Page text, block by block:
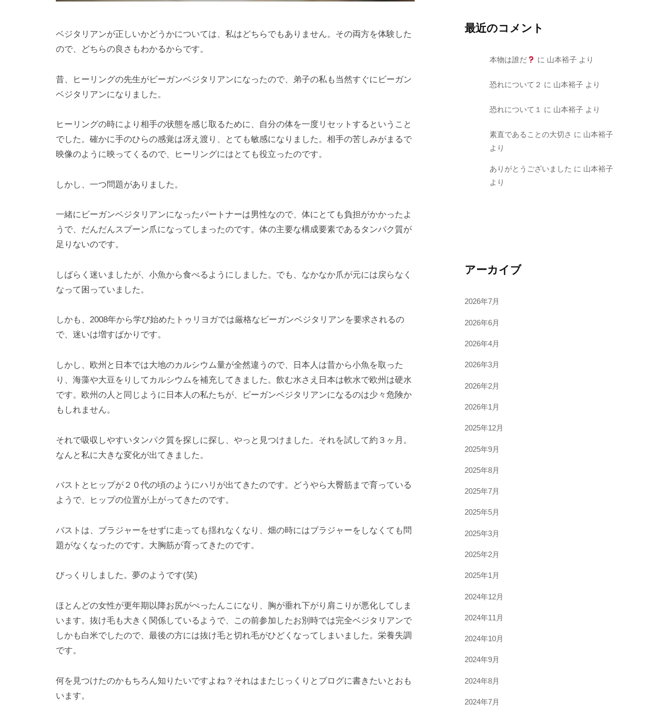
ベジタリアンが正しいかどうかについては、私はどちらでもありません。その両方を体験した
ので、どちらの良さもわかるからです。
昔、ヒーリングの先生がビーガンベジタリアンになったので、弟子の私も当然すぐにビーガン
ベジタリアンになりました。
ヒーリングの時により相手の状態を感じ取るために、自分の体を一度リセットするということ
でした。確かに手のひらの感覚は冴え渡り、とても敏感になりました。相手の苦しみがまるで
映像のように映ってくるので、ヒーリングにはとても役立ったのです。
しかし、一つ問題がありました。
一緒にビーガンベジタリアンになったパートナーは男性なので、体にとても負担がかかったよ
うで、だんだんスプーン爪になってしまったのです。体の主要な構成要素であるタンパク質が
足りないのです。
しばらく迷いましたが、小魚から食べるようにしました。でも、なかなか爪が元には戻らなく
なって困っていました。
しかも、2008年から学び始めたトゥリヨガでは厳格なビーガンベジタリアンを要求されるの
で、迷いは増すばかりです。
しかし、欧州と日本では大地のカルシウム量が全然違うので、日本人は昔から小魚を取った
り、海藻や大豆をりしてカルシウムを補充してきました。飲む水さえ日本は軟水で欧州は硬水
です。欧州の人と同じように日本人の私たちが、ビーガンベジタリアンになるのは少々危険か
もしれません。
それで吸収しやすいタンパク質を探しに探し、やっと見つけました。それを試して約３ヶ月。
なんと私に大きな変化が出てきました。
バストとヒップが２０代の頃のようにハリが出てきたのです。どうやら大臀筋まで育っている
ようで、ヒップの位置が上がってきたのです。
バストは、ブラジャーをせずに走っても揺れなくなり、畑の時にはブラジャーをしなくても問
題がなくなったのです。大胸筋が育ってきたのです。
びっくりしました。夢のようです(笑)
ほとんどの女性が更年期以降お尻がぺったんこになり、胸が垂れ下がり肩こりが悪化してしま
います。抜け毛も大きく関係しているようで、この前参加したお別時では完全ベジタリアンで
しかも白米でしたので、最後の方には抜け毛と切れ毛がひどくなってしまいました。栄養失調
です。
何を見つけたのかもちろん知りたいですよね？それはまたじっくりとブログに書きたいとおも
います。
最近のコメント
本物は誰だ に 山本裕子 より
恐れについて２ に 山本裕子より
恐れについて１ に 山本裕子より
素直であることの大切さ に 山本裕子
より
ありがとうございました に 山本裕子
より
アーカイブ
2026年7月
2026年6月
2026年4月
2026年3月
2026年2月
2026年1月
2025年12月
2025年9月
2025年8月
2025年7月
2025年5月
2025年3月
2025年2月
2025年1月
2024年12月
2024年11月
2024年10月
2024年9月
2024年8月
2024年7月